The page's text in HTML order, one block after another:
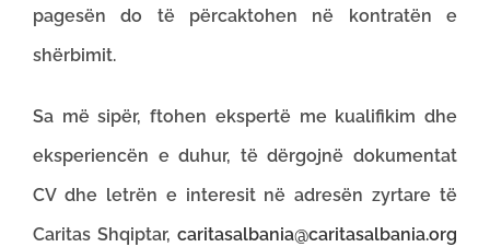
pagesën do të përcaktohen në kontratën e
shërbimit.
Sa më sipër, ftohen ekspertë me kualifikim dhe
eksperiencën e duhur, të dërgojnë dokumentat
CV dhe letrën e interesit në adresën zyrtare të
Caritas Shqiptar, caritasalbania@caritasalbania.org